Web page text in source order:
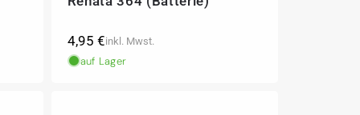
Normaler
Preis
4,95 €inkl. Mwst.
auf Lager